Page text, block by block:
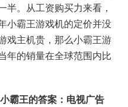
半。从工资购买力来看，
小霸王游戏机的定价并没
戏主机贵，那么小霸王游
年的销量在全球范围内比
霸王的答案：电视广告